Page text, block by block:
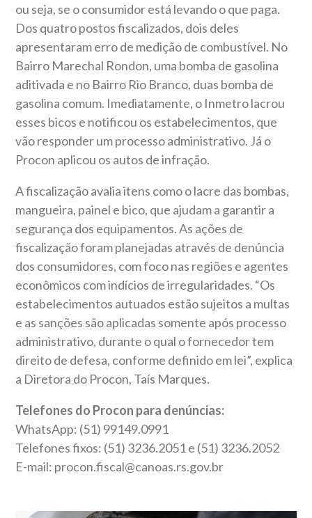
ou seja, se o consumidor está levando o que paga.
Dos quatro postos fiscalizados, dois deles
apresentaram erro de medição de combustível. No
Bairro Marechal Rondon, uma bomba de gasolina
aditivada e no Bairro Rio Branco, duas bomba de
gasolina comum. Imediatamente, o Inmetro lacrou
esses bicos e notificou os estabelecimentos, que
vão responder um processo administrativo. Já o
Procon aplicou os autos de infração.
A fiscalização avalia itens como o lacre das bombas,
mangueira, painel e bico, que ajudam a garantir a
segurança dos equipamentos. As ações de
fiscalização foram planejadas através de denúncia
dos consumidores, com foco nas regiões e agentes
econômicos com indícios de irregularidades. “Os
estabelecimentos autuados estão sujeitos a multas
e as sanções são aplicadas somente após processo
administrativo, durante o qual o fornecedor tem
direito de defesa, conforme definido em lei”, explica
a Diretora do Procon, Taís Marques.
Telefones do Procon para denúncias:
WhatsApp: (51) 99149.0991
Telefones fixos: (51) 3236.2051 e (51) 3236.2052
E-mail: procon.fiscal@canoas.rs.gov.br